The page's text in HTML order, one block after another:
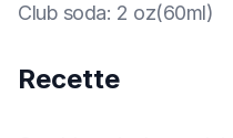
Club soda: 2 oz(60ml)
Recette